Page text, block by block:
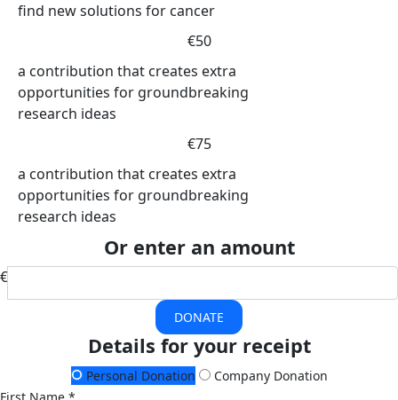
find new solutions for cancer
€50
a contribution that creates extra
opportunities for groundbreaking
research ideas
€75
a contribution that creates extra
opportunities for groundbreaking
research ideas
Or enter an amount
€
DONATE
Details for your receipt
Personal Donation
Company Donation